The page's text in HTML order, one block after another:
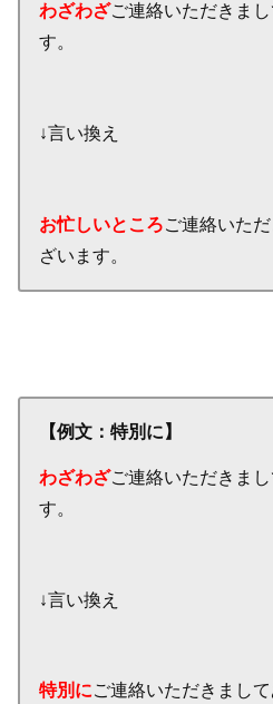
わざわざご連絡いただきま
す。
↓言い換え
お忙しいところご連絡いた
ざいます。
【例文：特別に】
わざわざご連絡いただきま
す。
↓言い換え
特別にご連絡いただきまし